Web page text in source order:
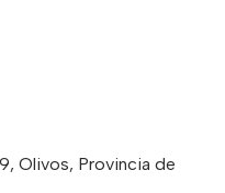
Olivos, Provincia de